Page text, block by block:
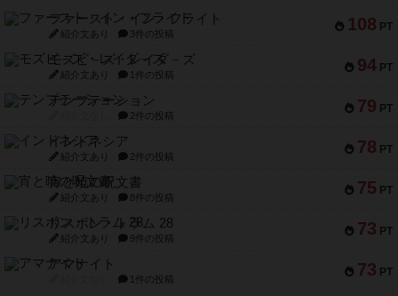
108 PT
ファースト・イン・フライト
紹介文あり 3件の投稿
94 PT
モズビ－ズ・レイダ－ズ
紹介文あり 1件の投稿
79 PT
テンプテーション
2件の投稿
78 PT
インドネシア
紹介文あり 2件の投稿
75 PT
宵と暁の呪文書
紹介文あり 8件の投稿
73 PT
リスボン・トラム 28
紹介文あり 9件の投稿
73 PT
アマナイト
1件の投稿